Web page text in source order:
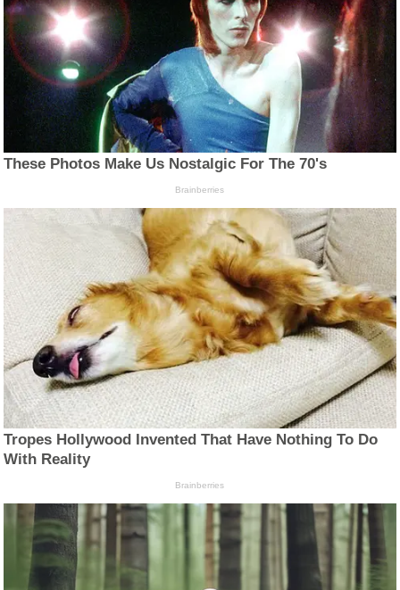
These Photos Make Us Nostalgic For The 70's
Brainberries
Tropes Hollywood Invented That Have Nothing To Do
With Reality
Brainberries